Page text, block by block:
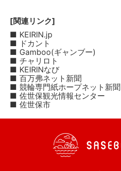
[関連リンク]
■ KEIRIN.jp
■ ドカント
■ Gamboo(ギャンブー)
■ チャリロト
■ KEIRINなび
■ 百万弗ネット新聞
■ 競輪専門紙ホープネット新聞
■ 佐世保観光情報センター
■ 佐世保市